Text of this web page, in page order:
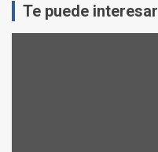
Te puede interesar